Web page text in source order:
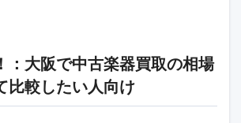
：大阪で中古楽器買取の相場
比較したい人向け